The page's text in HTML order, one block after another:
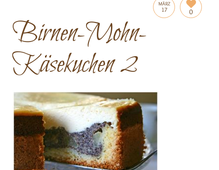
MÄRZ
17 0
Birnen-Mohn-
Käsekuchen 2